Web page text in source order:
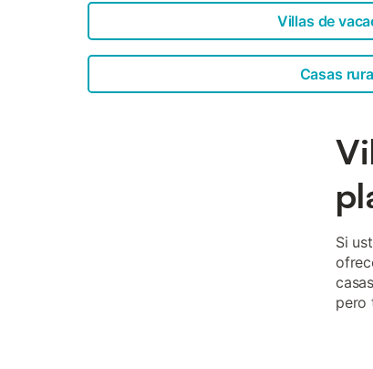
Villas de
Casas
Si
pero